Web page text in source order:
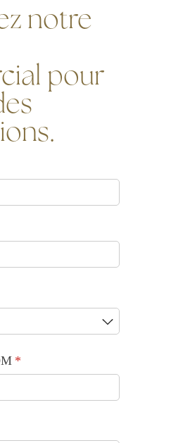
notre
pour
*
(requis)